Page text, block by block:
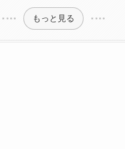
もっと見る